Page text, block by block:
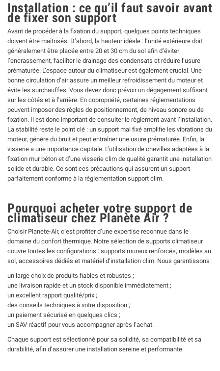
Installation : ce qu’il faut savoir avant
de fixer son support
Avant de procéder à la fixation du support, quelques points techniques
doivent être maîtrisés. D’abord, la hauteur idéale : l’unité extérieure doit
généralement être placée entre 20 et 30 cm du sol afin d’éviter
l’encrassement, faciliter le drainage des condensats et réduire l’usure
prématurée. L’espace autour du climatiseur est également crucial. Une
bonne circulation d’air assure un meilleur refroidissement du moteur et
évite les surchauffes. Vous devez donc prévoir un dégagement suffisant
sur les côtés et à l’arrière. En copropriété, certaines réglementations
peuvent imposer des règles de positionnement, de niveau sonore ou de
fixation. Il est donc important de consulter le règlement avant l’installation.
La stabilité reste le point clé : un support mal fixé amplifie les vibrations du
moteur, génère du bruit et peut entraîner une usure prématurée. Enfin, la
visserie a une importance capitale. L’utilisation de chevilles adaptées à la
fixation mur béton et d’une visserie clim de qualité garantit une installation
solide et durable. Ce sont ces précautions qui assurent un support
parfaitement conforme à la réglementation support clim.
Pourquoi acheter votre support de
climatiseur chez Planète Air ?
Choisir Planete-Air, c’est profiter d’une expertise reconnue dans le
domaine du confort thermique. Notre sélection de supports climatiseur
couvre toutes les configurations : supports muraux renforcés, modèles au
sol, accessoires dédiés et matériel d’installation clim. Nous garantissons :
un large choix de produits fiables et robustes ;
une livraison rapide et un stock disponible immédiatement ;
un excellent rapport qualité/prix ;
des conseils techniques à votre disposition ;
un paiement sécurisé en quelques clics ;
un SAV réactif pour vous accompagner après l’achat.
Chaque support est sélectionné pour sa solidité, sa compatibilité et sa
durabilité, afin d’assurer une installation sereine et performante.